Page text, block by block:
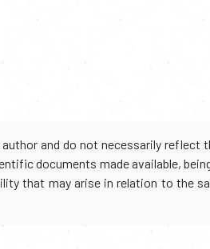
and do not necessarily reflect
documents made available,
that may arise in relation to the